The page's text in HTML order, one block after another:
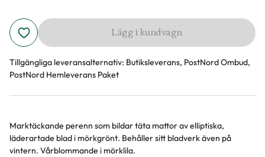
Lägg i kundvagn
Tillgängliga leveransalternativ: Butiksleverans, PostNord Ombud,
PostNord Hemleverans Paket
Produktinformation
Marktäckande perenn som bildar täta mattor av elliptiska,
läderartade blad i mörkgrönt. Behåller sitt bladverk även på
vintern. Vårblommande i mörklila.